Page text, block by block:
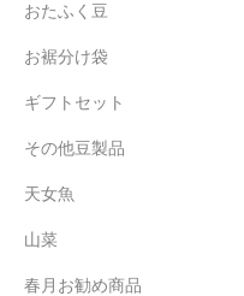
おたふく豆
お裾分け袋
ギフトセット
その他豆製品
天女魚
山菜
春月お勧め商品